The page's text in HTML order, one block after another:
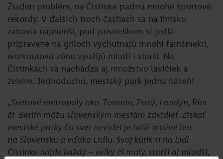
Žiaden problém, na Čistinke padnú mnohé športové
rekordy. V ďalších troch častiach sa na ihrisku
zabavia najmenší, pod prístreškom si jedlá
pripravené na griloch vychutnajú mnohí fajnšmekri,
workoutovú zónu využijú mladí i starší. Na
Čistinkách sa nachádza aj množstvo lavičiek a
zelene. Jednoducho, mestský park jedna báseň!
„Svetové metropoly ako Toronto, Paríž, Londýn, Rím
či Berlín môžu slovenským mestám závidieť. Získať
mestské parky čo svet nevidel je totiž možné len
na Slovensku a vďaka Lidlu. Svoj kútik si na Lidl
Čistinke nájde každý – veľký či malý, starší aj mladší,